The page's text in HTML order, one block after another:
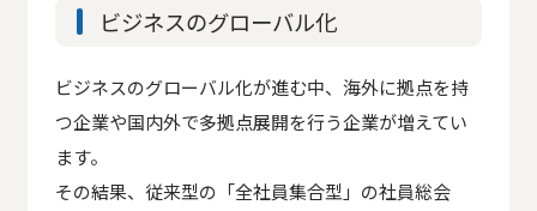
ビジネスのグローバル化
ビジネスのグローバル化が進む中、海外に拠点を持
つ企業や国内外で多拠点展開を行う企業が増えてい
ます。
その結果、従来型の「全社員集合型」の社員総会